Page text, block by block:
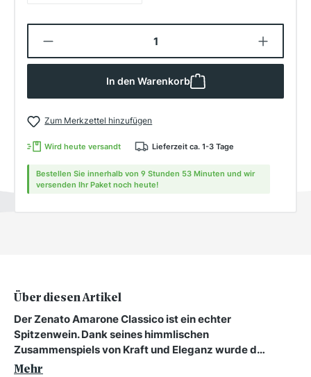
Produkt Anzahl: Gib den
In den Warenkorb
Zum Merkzettel hinzufügen
Wird heute versandt Lieferzeit ca. 1-3 Tage
Bestellen Sie innerhalb von 9 Stunden 53 Minuten und wir
versenden Ihr Paket noch heute!
Über diesen Artikel
Der Zenato Amarone Classico ist ein echter
Spitzenwein. Dank seines himmlischen
Zusammenspiels von Kraft und Eleganz wurde d…
Mehr